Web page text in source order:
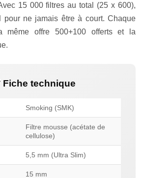
15 000 filtres au total (25 x 600),
pour ne jamais être à court. Chaque
même offre 500+100 offerts et la
Fiche technique
Smoking (SMK)
Filtre mousse (acétate de
cellulose)
5,5 mm (Ultra Slim)
15 mm